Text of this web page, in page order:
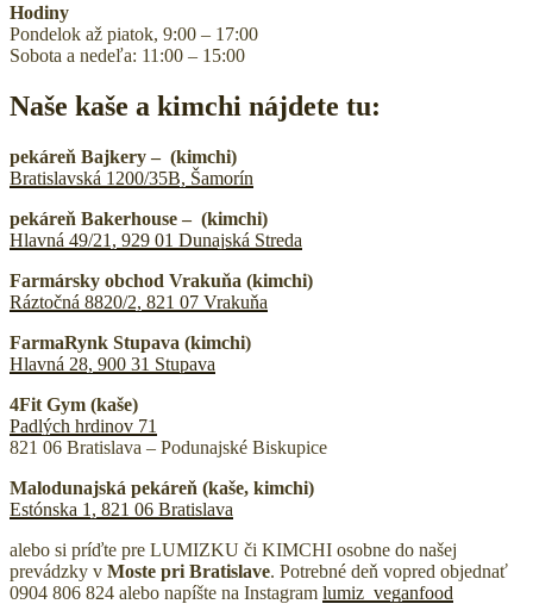
Hodiny
Pondelok až piatok, 9:00 – 17:00
Sobota a nedeľa: 11:00 – 15:00
Naše kaše a kimchi nájdete tu:
pekáreň Bajkery – (kimchi)
Bratislavská 1200/35B, Šamorín
pekáreň Bakerhouse – (kimchi)
Hlavná 49/21, 929 01 Dunajská Streda
Farmársky obchod Vrakuňa (kimchi)
Ráztočná 8820/2, 821 07 Vrakuňa
FarmaRynk Stupava (kimchi)
Hlavná 28, 900 31 Stupava
4Fit Gym (kaše)
Padlých hrdinov 71
821 06 Bratislava – Podunajské Biskupice
Malodunajská pekáreň (kaše, kimchi)
Estónska 1, 821 06 Bratislava
alebo si príďte pre LUMIZKU či KIMCHI osobne do našej
prevádzky v Moste pri Bratislave. Potrebné deň vopred objednať
0904 806 824 alebo napíšte na Instagram lumiz_veganfood